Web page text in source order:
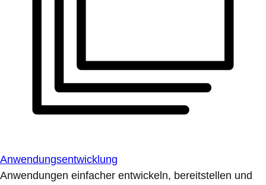
Anwendungsentwicklung
Anwendungen einfacher entwickeln, bereitstellen und